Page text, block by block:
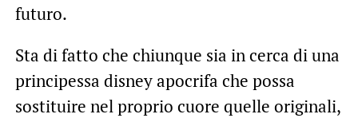
futuro.
Sta di fatto che chiunque sia in cerca di una
principessa disney apocrifa che possa
sostituire nel proprio cuore quelle originali,